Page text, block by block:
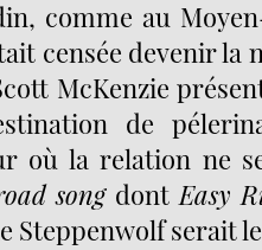
comme au
censée devenir la
McKenzie
de
où la relation ne
songdontEasy
Steppenwolf serait